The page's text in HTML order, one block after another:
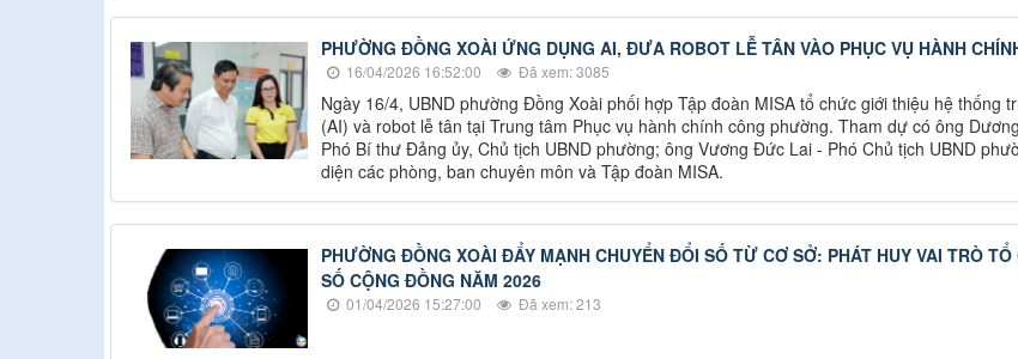
PHƯỜNG ĐỒNG XOÀI ỨNG DỤNG AI, ĐƯA ROBOT LỄ TÂN VÀO PHỤC VỤ HÀNH
16/04/2026 16:52:00 Đã xem: 3085
Ngày 16/4, UBND phường Đồng Xoài phối hợp Tập đoàn MISA tổ chức giới thiệu hệ thống
(AI) và robot lễ tân tại Trung tâm Phục vụ hành chính công phường. Tham dự có ông
Phó Bí thư Đảng ủy, Chủ tịch UBND phường; ông Vương Đức Lai - Phó Chủ tịch UBND
diện các phòng, ban chuyên môn và Tập đoàn MISA.
PHƯỜNG ĐỒNG XOÀI ĐẨY MẠNH CHUYỂN ĐỔI SỐ TỪ CƠ SỞ: PHÁT HUY VAI TRÒ TỔ
SỐ CỘNG ĐỒNG NĂM 2026
01/04/2026 15:27:00 Đã xem: 213